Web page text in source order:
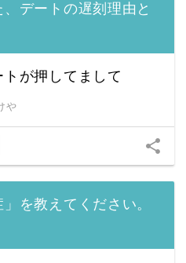
デートの遅刻理由と
が押してまして
や
share
を教えてください。